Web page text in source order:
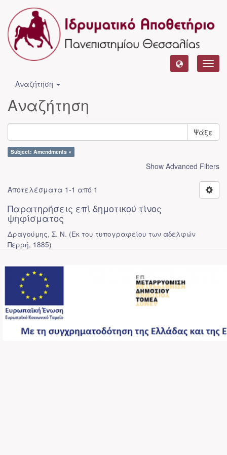
Αναζήτηση
Αναζήτηση
Ψάξε
Subject: Amendments ×
Show Advanced Filters
Αποτελέσματα 1-1 από 1
Παρατηρήσεις επί δημοτικού τίνος
ψηφίσματος
Δραγούμης, Σ. Ν. (Εκ του τυπογραφείου των αδελφών
Περρή, 1885)